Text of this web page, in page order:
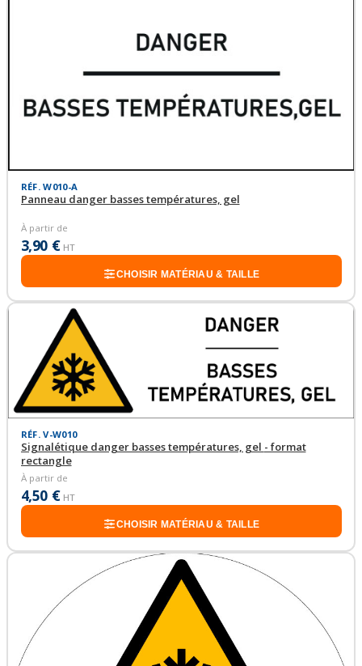
RÉF. W010-A
Panneau danger basses températures, gel
À partir de
3,90 € HT
CHOISIR MATÉRIAU & TAILLE
RÉF. V-W010
Signalétique danger basses températures, gel - format
rectangle
À partir de
4,50 € HT
CHOISIR MATÉRIAU & TAILLE